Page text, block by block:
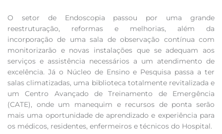
O setor de Endoscopia passou por uma grande
reestruturação, reformas e melhorias, além da
incorporação de uma sala de observação contínua com
monitorizarão e novas instalações que se adequam aos
serviços e assistência necessários a um atendimento de
excelência. Já o Núcleo de Ensino e Pesquisa passa a ter
salas climatizadas, uma biblioteca totalmente revitalizada e
um Centro Avançado de Treinamento de Emergência
(CATE), onde um manequim e recursos de ponta serão
mais uma oportunidade de aprendizado e experiência para
os médicos, residentes, enfermeiros e técnicos do Hospital.